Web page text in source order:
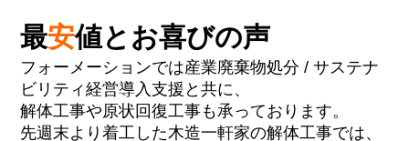
最安値とお喜びの声
フォーメーションでは産業廃棄物処分 / サステナ
ビリティ経営導入支援と共に、
解体工事や原状回復工事も承っております。
先週末より着工した木造一軒家の解体工事では、